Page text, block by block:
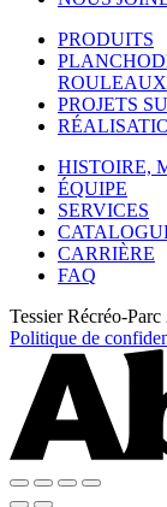
PRODUITS
PROJETS
HISTOIRE,
ÉQUIPE
SERVICES
CARRIÈRE
FAQ
Tessier Récréo-
Politique de